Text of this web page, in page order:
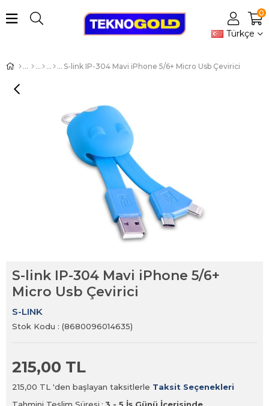
Türkçe
0
S-link IP-304 Mavi iPhone 5/6+ Micro Usb Çevirici
S-link IP-304 Mavi iPhone 5/6+
Micro Usb Çevirici
S-LINK
Stok Kodu (8680096014635)
215,00 TL
215,00 TL 'den başlayan taksitlerle Taksit Seçenekleri